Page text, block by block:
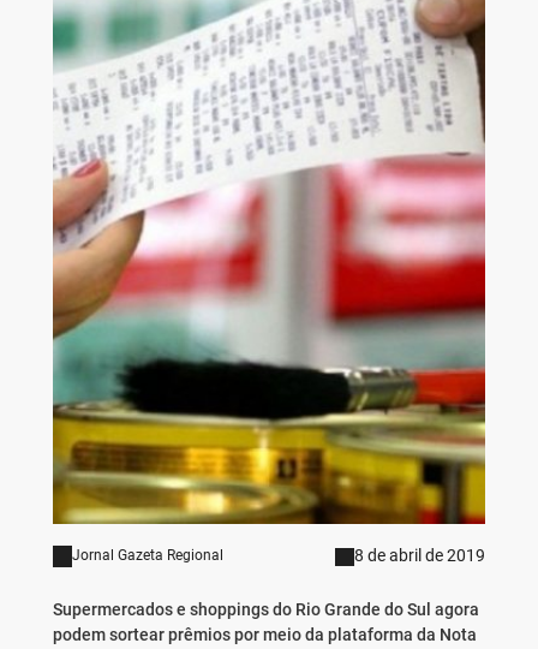
Jornal Gazeta Regional 8 de abril de 2019
Supermercados e shoppings do Rio Grande do Sul agora
podem sortear prêmios por meio da plataforma da Nota